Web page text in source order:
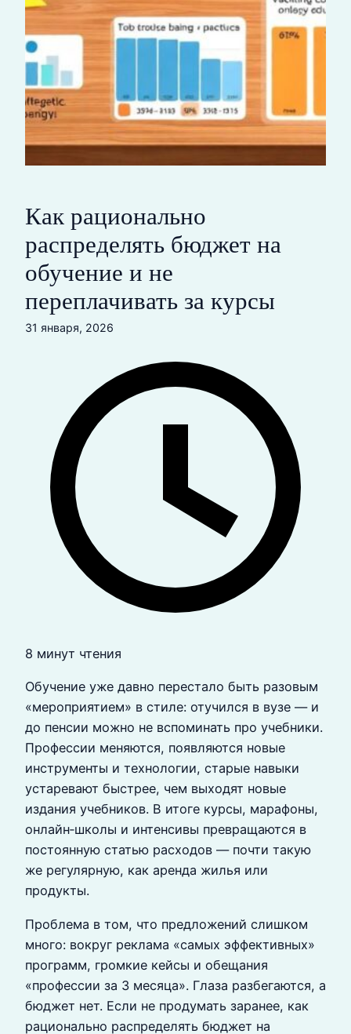
Как рационально
распределять бюджет на
обучение и не
переплачивать за курсы
31 января, 2026
8 минут чтения
Обучение уже давно перестало быть разовым
«мероприятием» в стиле: отучился в вузе — и
до пенсии можно не вспоминать про учебники.
Профессии меняются, появляются новые
инструменты и технологии, старые навыки
устаревают быстрее, чем выходят новые
издания учебников. В итоге курсы, марафоны,
онлайн‑школы и интенсивы превращаются в
постоянную статью расходов — почти такую
же регулярную, как аренда жилья или
продукты.
Проблема в том, что предложений слишком
много: вокруг реклама «самых эффективных»
программ, громкие кейсы и обещания
«профессии за 3 месяца». Глаза разбегаются, а
бюджет нет. Если не продумать заранее, как
рационально распределять бюджет на